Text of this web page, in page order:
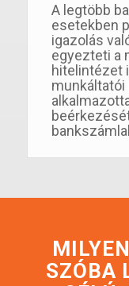
A legtöbb
esetekben
igazolás
egyezteti a
hitelintézet
munkáltatói
SZÓBA